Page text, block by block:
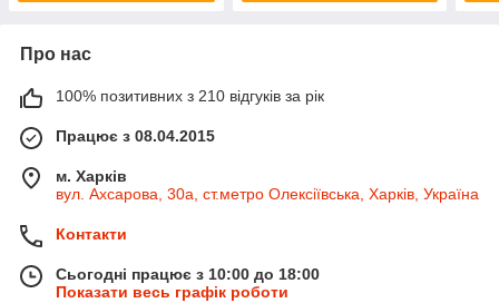
Про нас
100% позитивних з 210 відгуків за рік
Працює з 08.04.2015
м. Харків
вул. Ахсарова, 30а, ст.метро Олексіївська, Харків, Україна
Контакти
Сьогодні працює з 10:00 до 18:00
Показати весь графік роботи